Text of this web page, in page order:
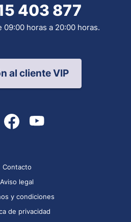
403 877
09:00 horas a 20:00 horas.
al cliente VIP
Contacto
Aviso legal
y condiciones
de privacidad